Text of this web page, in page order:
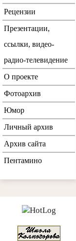
Рецензии
Презентации,
ссылки, видео-
радио-телевидение
О проекте
Фотоархив
Юмор
Личный архив
Архив сайта
Пентамино